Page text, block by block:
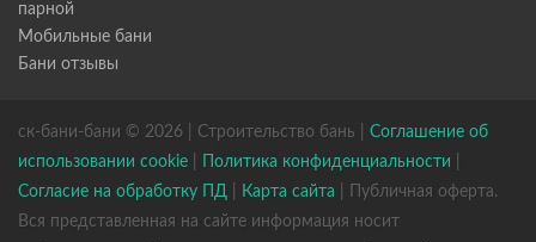
парной
Мобильные бани
Бани отзывы
ск-бани-бани © 2026 | Строительство бань | Соглашение об
использовании cookie
Политика конфиденциальности
Согласие на обработку ПД
Карта сайта | Публичная оферта.
Вся представленная на сайте информация носит